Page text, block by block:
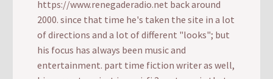
https://www.renegaderadio.net back around
2000. since that time he's taken the site in a lot
of directions and a lot of different "looks"; but
his focus has always been music and
entertainment. part time fiction writer as well,